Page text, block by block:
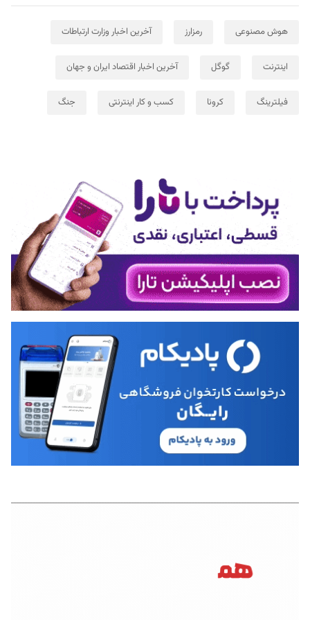
هوش مصنوعی رمزارز آخرین اخبار وزارت ارتباطات
اینترنت گوگل آخرین اخبار اقتصاد ایران و جهان
فیلترینگ کرونا کسب و کار اینترنتی جنگ